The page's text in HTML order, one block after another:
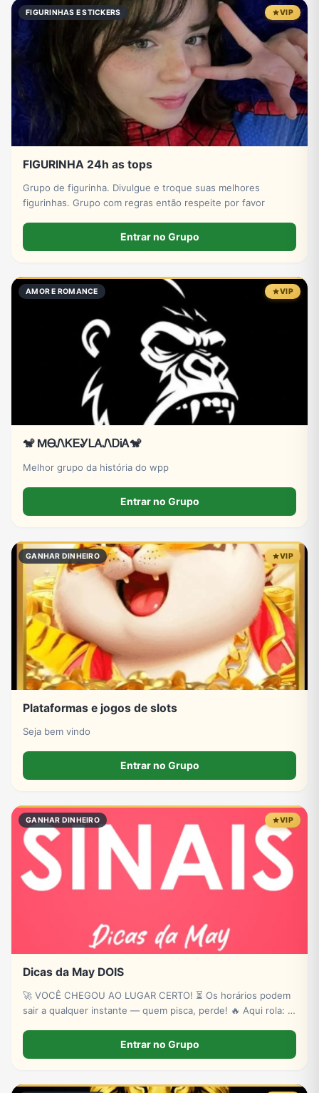
FIGURINHAS E STICKERS VIP
FIGURINHA 24h as tops
Grupo de figurinha. Divulgue e troque suas melhores
figurinhas. Grupo com regras então respeite por favor
Entrar no Grupo
AMOR E ROMANCE VIP
🐒 MᎾᏁᏦᎬᎽᏞᎪᏁᎠᎥᎪ🐒
Melhor grupo da história do wpp
Entrar no Grupo
GANHAR DINHEIRO VIP
Plataformas e jogos de slots
Seja bem vindo
Entrar no Grupo
GANHAR DINHEIRO VIP
Dicas da May DOIS
🚀 VOCÊ CHEGOU AO LUGAR CERTO! ⏳ Os horários podem
sair a qualquer instante — quem pisca, perde! 🔥 Aqui rola: ✔
& bancas ✔ Conteúdo exclusivo
Entrar no Grupo